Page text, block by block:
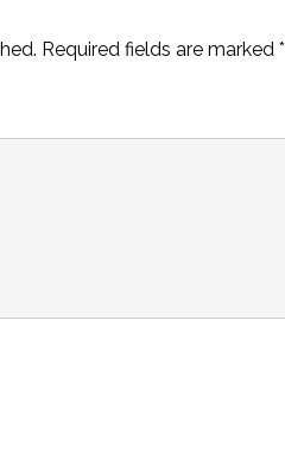
Required fields are marked*